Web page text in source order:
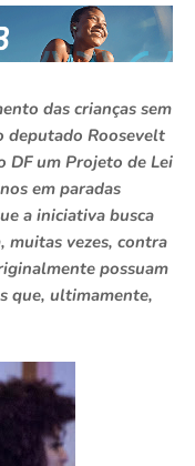
das crianças sem
deputado Roosevelt
DF um Projeto de Lei
em paradas
a iniciativa busca
muitas vezes, contra
possuam
que, ultimamente,